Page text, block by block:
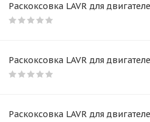
Раскоксовка LAVR для
Раскоксовка LAVR для
Раскоксовка LAVR для